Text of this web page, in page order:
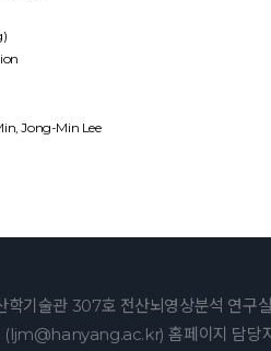
Jong-Min Lee
기술관 307호 전산뇌영상분석 연구
(ljm@hanyang.ac.kr) 홈페이지 담